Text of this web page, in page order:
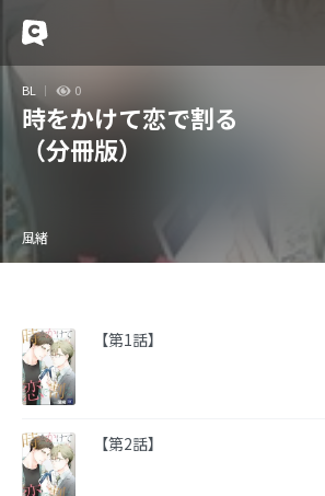
BL 0
時をかけて恋で割る
（分冊版）
風緒
【第1話】
【第2話】